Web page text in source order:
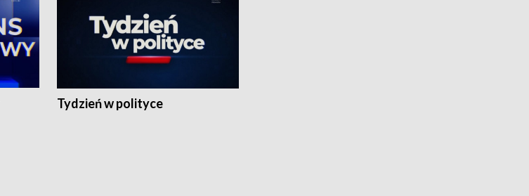
Tydzień w polityce